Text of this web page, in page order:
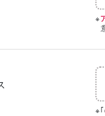
※
※